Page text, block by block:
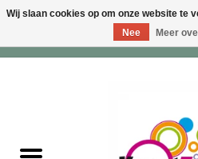
Wij slaan cookies op om onze website te
Nee
Meer